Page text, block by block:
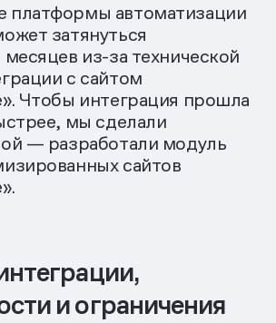
платформы автоматизации
затянуться
месяцев из-за технической
с сайтом
Чтобы интеграция прошла
мы сделали
— разработали модуль
сайтов
и ограничения